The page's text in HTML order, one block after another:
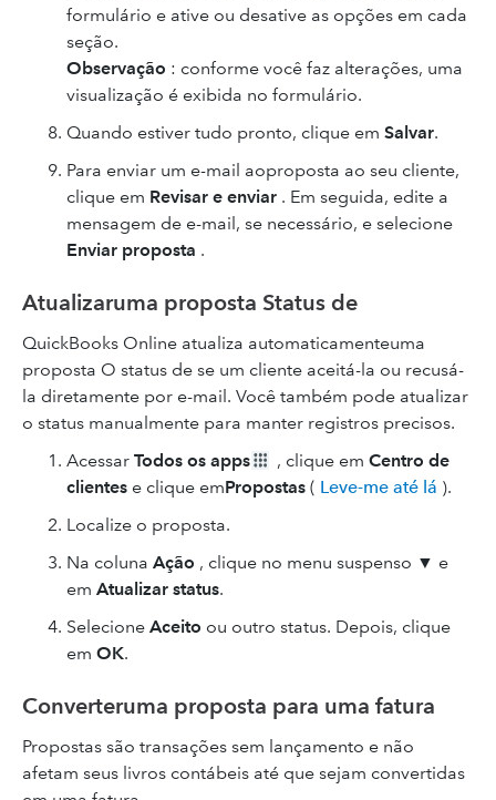
formulário e ative ou desative as opções em cada
seção.
Observação : conforme você faz alterações, uma
visualização é exibida no formulário.
Quando estiver tudo pronto, clique em Salvar.
Para enviar um e-mail aoproposta ao seu cliente,
clique em Revisar e enviar . Em seguida, edite a
mensagem de e-mail, se necessário, e selecione
Enviar proposta .
Atualizaruma proposta Status de
QuickBooks Online atualiza automaticamenteuma
proposta O status de se um cliente aceitá-la ou recusá-
la diretamente por e-mail. Você também pode atualizar
o status manualmente para manter registros precisos.
Acessar Todos os apps , clique em Centro de
clientes e clique emPropostas ( Leve-me até lá ).
Localize o proposta.
Na coluna Ação , clique no menu suspenso ▼ e
em Atualizar status.
Selecione Aceito ou outro status. Depois, clique
em OK.
Converteruma proposta para uma fatura
Propostas são transações sem lançamento e não
afetam seus livros contábeis até que sejam convertidas